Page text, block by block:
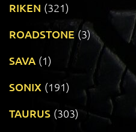
RIKEN (321)
ROADSTONE (3)
SAVA (1)
SONIX (191)
TAURUS (303)